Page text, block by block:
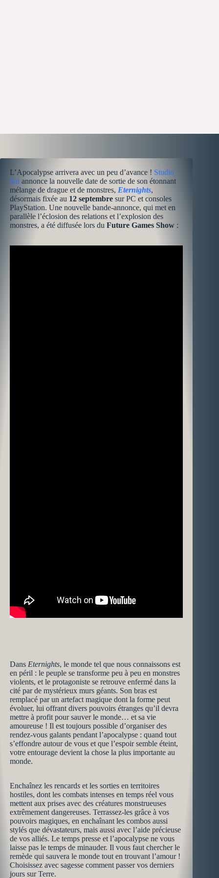
L’Apocalypse arrivera avec un peu d’avance ! Studio
Sai annonce la nouvelle date de sortie de son étonnant
mélange de drague et de monstres, Eternights,
désormais fixée au 12 septembre sur PC et consoles
PlayStation. Une nouvelle bande-annonce, qui met en
parallèle l’éclosion des relations et l’explosion des
monstres, a été diffusée lors du Future Games Show :
Dans Eternights, le monde tel que nous connaissons est
en péril : le peuple se transforme peu à peu en monstres
violents, et le protagoniste se retrouve enfermé dans la
cité par de mystérieux murs géants. Son bras est
remplacé par un artefact magique dont la forme peut
évoluer, lui offrant divers pouvoirs étranges qu’il devra
mettre à profit pour sauver le monde… et sa vie
amoureuse ! Il est toujours possible d’organiser des
rendez-vous galants pendant l’apocalypse : quand tout
s’effondre autour de vous et que l’espoir semble éteint,
votre entourage devient la chose la plus importante au
monde.
Enchaînez les rencards et les sorties en territoires
hostiles, dont les combats intenses en temps réel vous
mettent aux prises avec des créatures monstrueuses
extrêmement dangereuses. Terrassez-les grâce à vos
pouvoirs magiques, en enchaînant les combos aussi
stylés que dévastateurs, mais aussi avec l’aide précieuse
de vos alliés. Le temps presse et l’apocalypse ne vous
laisse pas le temps de minauder. Il vous faut chercher le
remède qui sauvera le monde tout en trouvant l’amour !
Choisissez avec sagesse comment passer vos derniers
jours sur Terre.